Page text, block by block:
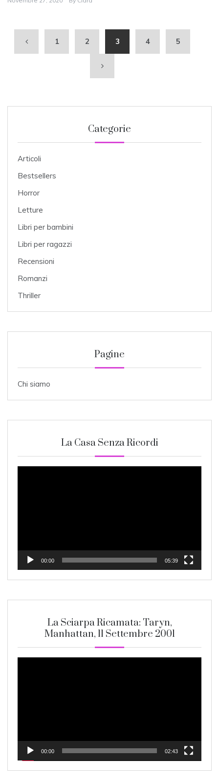
1 2 3 4 5
Categorie
Articoli
Bestsellers
Horror
Letture
Libri per bambini
Libri per ragazzi
Recensioni
Romanzi
Thriller
Pagine
Chi siamo
La Casa Senza Ricordi
00:00 05:39
La Sciarpa Ricamata: Taryn,
Manhattan, 11 Settembre 2001
00:00 02:43